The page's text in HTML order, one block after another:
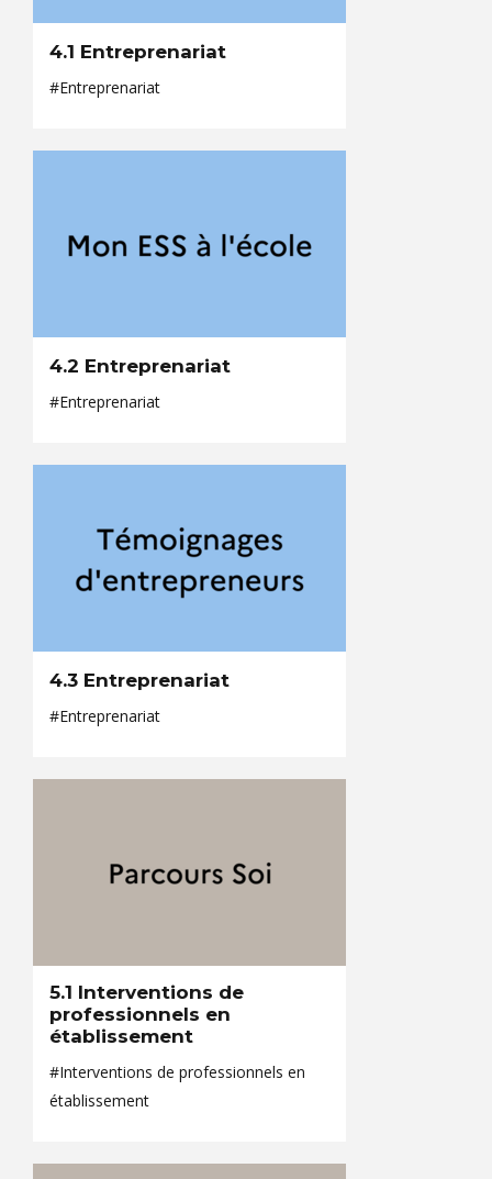
4.1 Entreprenariat
#Entreprenariat
4.2 Entreprenariat
#Entreprenariat
4.3 Entreprenariat
#Entreprenariat
5.1 Interventions de
professionnels en
établissement
#Interventions de professionnels en
établissement